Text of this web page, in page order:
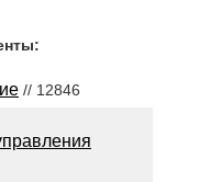
// 12846